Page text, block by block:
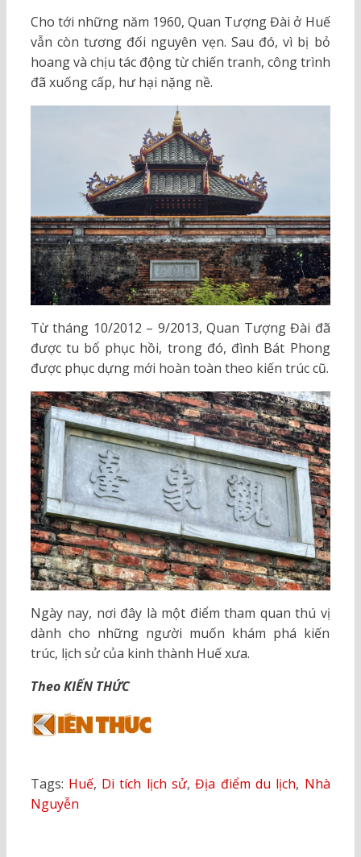
Cho tới những năm 1960, Quan Tượng Đài ở Huế
vẫn còn tương đối nguyên vẹn. Sau đó, vì bị bỏ
hoang và chịu tác động từ chiến tranh, công trình
đã xuống cấp, hư hại nặng nề.
Từ tháng 10/2012 – 9/2013, Quan Tượng Đài đã
được tu bổ phục hồi, trong đó, đình Bát Phong
được phục dựng mới hoàn toàn theo kiến trúc cũ.
Ngày nay, nơi đây là một điểm tham quan thú vị
dành cho những người muốn khám phá kiến
trúc, lịch sử của kinh thành Huế xưa.
Theo KIẾN THỨC
Tags: Huế, Di tích lịch sử,Địa điểm du lịch, Nhà
Nguyễn